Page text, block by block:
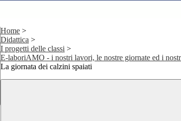
Home >
Didattica >
I progetti delle classi >
E-laboriAMO - i nostri lavori, le nostre giornate ed i
La giornata dei calzini spaiati